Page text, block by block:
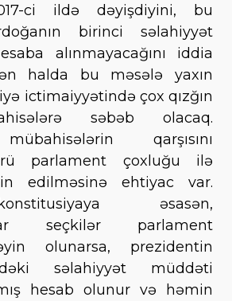
ci ildə dəyişdiyini, bu
birinci səlahiyyət
alınmayacağını iddia
halda bu məsələ yaxın
ictimaiyyətində çox qızğın
səbəb olacaq.
qarşısını
parlament çoxluğu ilə
edilməsinə ehtiyac var.
əsasən,
seçkilər parlament
olunarsa, prezidentin
səlahiyyət müddəti
hesab olunur və həmin